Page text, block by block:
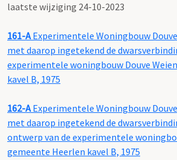
laatste wijziging 24-10-2023
161-AExperimentele Woningbouw
met daarop ingetekend de
experimentele woningbouw Douve
kavel B, 1975
162-AExperimentele Woningbouw
met daarop ingetekend de
ontwerp van de experimentele
gemeente Heerlen kavel B, 1975